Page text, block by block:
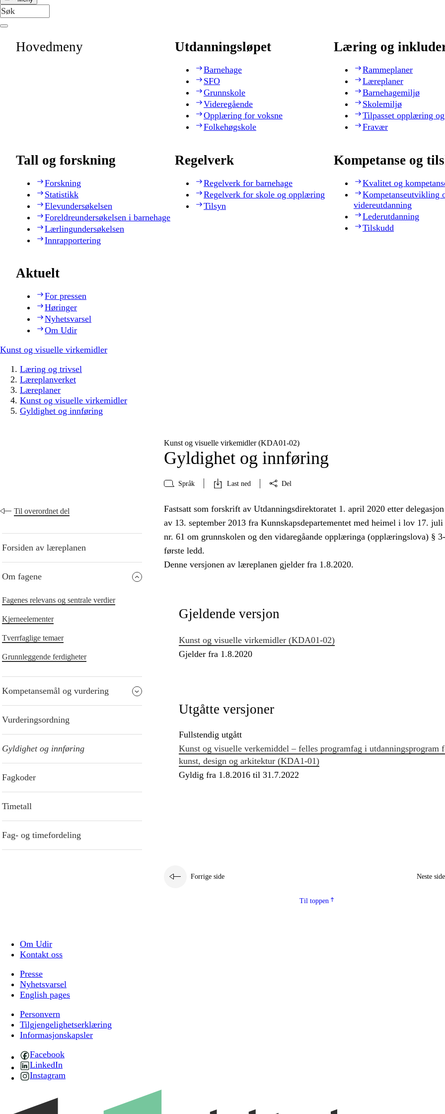
Hovedmeny Utdanningsløpet
Barnehage
SFO
Grunnskole
Videregående
Opplæring for voksne
Folkehøgskole
Læring og
Rammeplaner
Læreplaner
Barnehagemiljø
Skolemiljø
Tilpasset opplæring
Fravær
Tall og forskning
Forskning
Statistikk
Elevundersøkelsen
Foreldreundersøkelsen i barnehage
Lærlingundersøkelsen
Innrapportering
Regelverk
Regelverk for barnehage
Regelverk for skole og opplæring
Tilsyn
Kompetanse og
Kvalitet og
Kompetanseutvikling
videreutdanning
Lederutdanning
Tilskudd
Aktuelt
For pressen
Høringer
Nyhetsvarsel
Om Udir
Kunst og visuelle virkemidler
Læring og trivsel
Læreplanverket
Læreplaner
Kunst og visuelle virkemidler
Gyldighet og innføring
Kunst og visuelle virkemidler (KDA01‑02)
Gyldighet og innføring
Språk Last ned Del
Til overordnet del
Forsiden av læreplanen
Om fagene
Fagenes relevans og sentrale verdier
Kjerneelementer
Tverrfaglige temaer
Grunnleggende ferdigheter
Kompetansemål og vurdering
Vurderingsordning
Gyldighet og innføring
Fagkoder
Timetall
Fag- og timefordeling
Fastsatt som forskrift av Utdanningsdirektoratet 1. april 2020 etter
av 13. september 2013 fra Kunnskapsdepartementet med heimel i lov 17. juli
nr. 61 om grunnskolen og den vidaregåande opplæringa (opplæringslova) §
første ledd.
Denne versjonen av læreplanen gjelder fra 1.8.2020.
Gjeldende versjon
Kunst og visuelle virkemidler (KDA01‑02)
Gjelder fra 1.8.2020
Utgåtte versjoner
Fullstendig utgått
Kunst og visuelle verkemiddel – felles programfag i utdanningsprogram
kunst, design og arkitektur (KDA1‑01)
Gyldig fra 1.8.2016 til 31.7.2022
Forrige side Neste side
Til toppen
Om Udir
Kontakt oss
Presse
Nyhetsvarsel
English pages
Personvern
Tilgjengelighetserklæring
Informasjonskapsler
Facebook
LinkedIn
Instagram